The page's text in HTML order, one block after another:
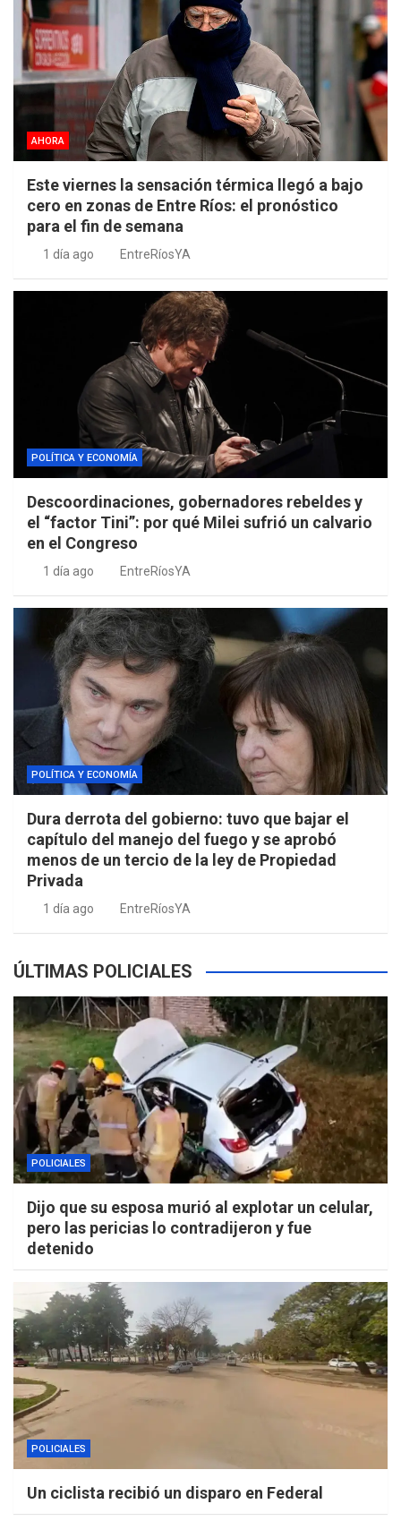
AHORA
Este viernes la sensación térmica llegó a bajo
cero en zonas de Entre Ríos: el pronóstico
para el fin de semana
1 día ago EntreRíosYA
POLÍTICA Y ECONOMÍA
Descoordinaciones, gobernadores rebeldes y
el “factor Tini”: por qué Milei sufrió un calvario
en el Congreso
1 día ago EntreRíosYA
POLÍTICA Y ECONOMÍA
Dura derrota del gobierno: tuvo que bajar el
capítulo del manejo del fuego y se aprobó
menos de un tercio de la ley de Propiedad
Privada
1 día ago EntreRíosYA
ÚLTIMAS POLICIALES
POLICIALES
Dijo que su esposa murió al explotar un celular,
pero las pericias lo contradijeron y fue
detenido
POLICIALES
Un ciclista recibió un disparo en Federal